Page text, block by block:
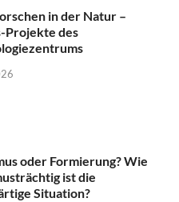
in der Natur –
Projekte des
oder Formierung? Wie
ist die
Situation?